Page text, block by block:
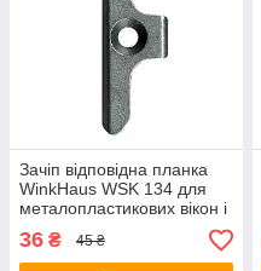
Зачіп відповідна планка
WinkHaus WSK 134 для
металопластикових вікон і
дверей 13-система (арт.
2309618)
36 ₴ 45 ₴